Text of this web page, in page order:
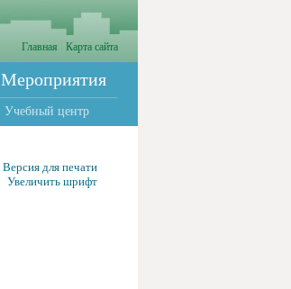
Главная Карта сайта
Мероприятия
Учебный центр
Версия для печати
Увеличить шрифт